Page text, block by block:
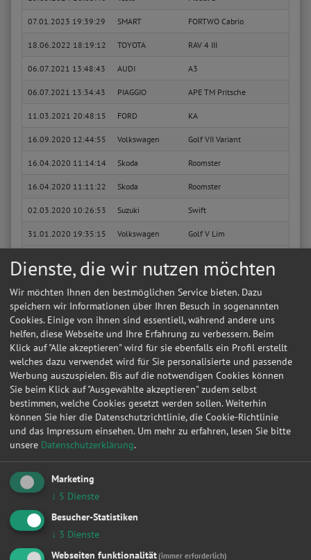
07.01.2023 19:39:29 SMART FORTWO Cabrio
18.06.2022 18:19:12 TOYOTA RAV 4 III
06.07.2021 13:48:43 AUDI A3
06.07.2021 13:34:43 PIAGGIO APE TM Pritsche
11.03.2021 20:48:15 FORD KA
16.09.2020 12:44:55 Volkswagen Golf VII Variant
16.04.2020 11:14:14 Skoda Roomster
16.04.2020 11:11:22 Skoda Roomster
02.03.2020 10:26:53 Suzuki Swift
31.01.2020 19:35:15 Volkswagen Golf V Lim
22.10.2019 21:59:38
22.10.2019 21:54:50 Skoda Roomster
23.08.2019 05:39:58 Peugeot
04.06.2019 21:14:26 Renault Laguna Grandtour
27.05.2019 13:27:52 Volkswagen Polo IV
23.12.2018 11:19:32 Volkswagen Touran
27.11.2018 12:10:42 Volkswagen Passat Variant
18.07.2018 08:41:04 Jaguar
20.03.2018 13:16:06
Sie suchen in Burgwedel eine günstige Werkstatt?
17.05.2017 12:29:44 Honda
09.02.2017 20:11:06
Dienste, die wir nutzen möchten
Wir möchten Ihnen den bestmöglichen Service bieten. Dazu
speichern wir Informationen über Ihren Besuch in sogenannten
Cookies. Einige von ihnen sind essentiell, während andere uns
helfen, diese Webseite und Ihre Erfahrung zu verbessern. Beim
Klick auf "Alle akzeptieren" wird für sie ebenfalls ein Profil erstellt
welches dazu verwendet wird für Sie personalisierte und passende
Werbung auszuspielen. Bis auf die notwendigen Cookies können
Sie beim Klick auf "Ausgewählte akzeptieren" zudem selbst
bestimmen, welche Cookies gesetzt werden sollen. Weiterhin
können Sie hier die Datenschutzrichtlinie, die Cookie-Richtlinie
und das Impressum einsehen. Um mehr zu erfahren, lesen Sie bitte
unsere Datenschutzerklärung.
Marketing
↓ 5 Dienste
Besucher-Statistiken
↓ 3 Dienste
Webseiten funktionalität(immer erforderlich)